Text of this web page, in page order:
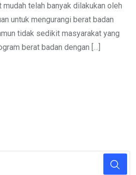
telah banyak dilakukan oleh
untuk mengurangi berat badan
tidak sedikit masyarakat yang
berat badan dengan […]